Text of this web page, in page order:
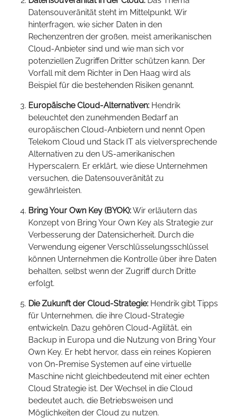
Datensouveränität steht im Mittelpunkt. Wir
hinterfragen, wie sicher Daten in den
Rechenzentren der großen, meist amerikanischen
Cloud-Anbieter sind und wie man sich vor
potenziellen Zugriffen Dritter schützen kann. Der
Vorfall mit dem Richter in Den Haag wird als
Beispiel für die bestehenden Risiken genannt.
Europäische Cloud-Alternativen: Hendrik
beleuchtet den zunehmenden Bedarf an
europäischen Cloud-Anbietern und nennt Open
Telekom Cloud und Stack IT als vielversprechende
Alternativen zu den US-amerikanischen
Hyperscalern. Er erklärt, wie diese Unternehmen
versuchen, die Datensouveränität zu
gewährleisten.
Bring Your Own Key (BYOK):Wir erläutern das
Konzept von Bring Your Own Key als Strategie zur
Verbesserung der Datensicherheit. Durch die
Verwendung eigener Verschlüsselungsschlüssel
können Unternehmen die Kontrolle über ihre Daten
behalten, selbst wenn der Zugriff durch Dritte
erfolgt.
Die Zukunft der Cloud-Strategie: Hendrik gibt Tipps
für Unternehmen, die ihre Cloud-Strategie
entwickeln. Dazu gehören Cloud-Agilität, ein
Backup in Europa und die Nutzung von Bring Your
Own Key. Er hebt hervor, dass ein reines Kopieren
von On-Premise Systemen auf eine virtuelle
Maschine nicht gleichbedeutend mit einer echten
Cloud Strategie ist. Der Wechsel in die Cloud
bedeutet auch, die Betriebsweisen und
Möglichkeiten der Cloud zu nutzen.